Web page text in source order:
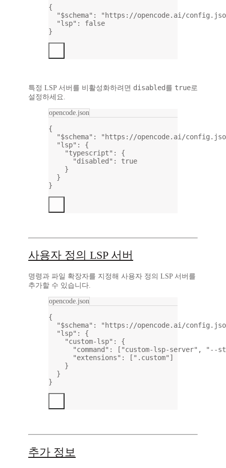
{
"$schema" :
"https://opencode.ai/
"lsp" : false
}
특정 LSP 서버를 비활성화하려면 disabled 를 true로
설정하세요.
opencode.json
{
"$schema" :
"https://opencode.ai/
"lsp" : {
"typescript" : {
"disabled" : true
}
}
}
사용자 정의 LSP 서버
명령과 파일 확장자를 지정해 사용자 정의 LSP 서버를
추가할 수 있습니다.
opencode.json
{
"$schema" :
"https://opencode.ai/
"lsp" : {
"custom-lsp" : {
"command" : [ "custom-lsp-server" ,
"--
"extensions" : [ ".custom" ]
}
}
}
추가 정보